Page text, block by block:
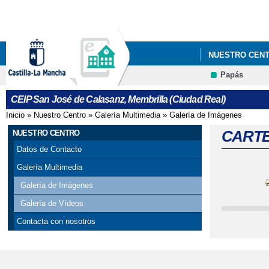
NUESTRO
Papás
CEIP San José de Calasanz, Membrilla (Ciudad Real)
Se encuentra usted aquí
Inicio » Nuestro Centro » Galería Multimedia» Galería de Imágenes
NUESTRO CENTRO
Datos de Contacto
Galería Multimedia
Galería de Imágenes
Galería de Vídeos
Contacta con nosotros